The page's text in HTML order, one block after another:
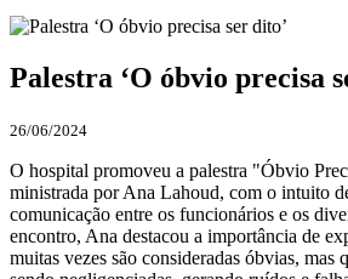
Palestra ‘O óbvio precisa
26/06/2024
O hospital promoveu a palestra "Óbvio
ministrada por Ana Lahoud, com o intuito
comunicação entre os funcionários e os
encontro, Ana destacou a importância de
muitas vezes são consideradas óbvias, mas